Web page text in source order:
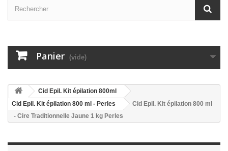
Panier (vide)
Cid Epil. Kit épilation 800ml
Cid Epil. Kit épilation 800 ml - Perles
Cid Epil. Kit épilation 800 ml
- Cire Traditionnelle Jaune 1 kg Perles